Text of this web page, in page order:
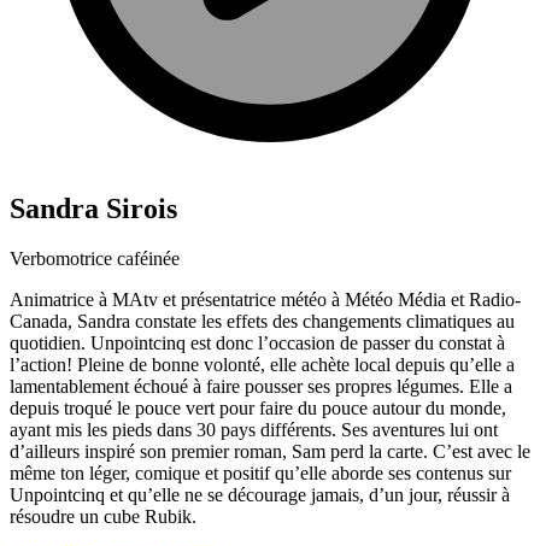
Sandra Sirois
Verbomotrice caféinée
Animatrice à MAtv et présentatrice météo à Météo Média et Radio-
Canada, Sandra constate les effets des changements climatiques au
quotidien. Unpointcinq est donc l’occasion de passer du constat à
l’action! Pleine de bonne volonté, elle achète local depuis qu’elle a
lamentablement échoué à faire pousser ses propres légumes. Elle a
depuis troqué le pouce vert pour faire du pouce autour du monde,
ayant mis les pieds dans 30 pays différents. Ses aventures lui ont
d’ailleurs inspiré son premier roman, Sam perd la carte. C’est avec le
même ton léger, comique et positif qu’elle aborde ses contenus sur
Unpointcinq et qu’elle ne se décourage jamais, d’un jour, réussir à
résoudre un cube Rubik.